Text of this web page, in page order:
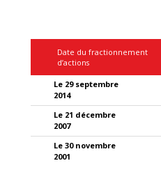
Date du fractionnement
d’actions
Le 29 septembre
2014
Le 21 décembre
2007
Le 30 novembre
2001